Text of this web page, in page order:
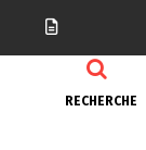
RECHERCHE